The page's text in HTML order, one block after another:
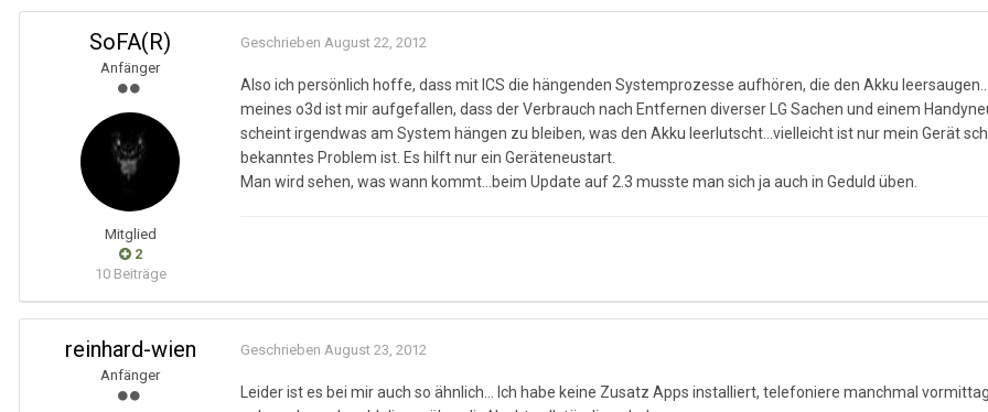
SoFA(R)
Anfänger
Mitglied
2
10 Beiträge
Geschrieben August 22, 2012
Also ich persönlich hoffe, dass mit ICS die hängenden Systemprozesse aufhören, die den Akku
meines o3d ist mir aufgefallen, dass der Verbrauch nach Entfernen diverser LG Sachen und einem
scheint irgendwas am System hängen zu bleiben, was den Akku leerlutscht...vielleicht ist nur mein Gerät
bekanntes Problem ist. Es hilft nur ein Geräteneustart.
Man wird sehen, was wann kommt...beim Update auf 2.3 musste man sich ja auch in Geduld üben.
reinhard-wien
Anfänger
Geschrieben August 23, 2012
Leider ist es bei mir auch so ähnlich... Ich habe keine Zusatz Apps installiert, telefoniere manchmal